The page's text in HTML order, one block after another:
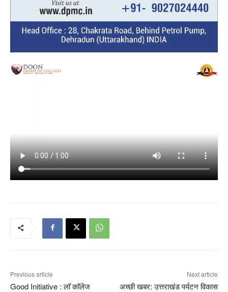
Previous article
Good Initiative : लाॅ काॅलेज
Next article
अच्छी खबर: उत्तराखंड पर्यटन विकास